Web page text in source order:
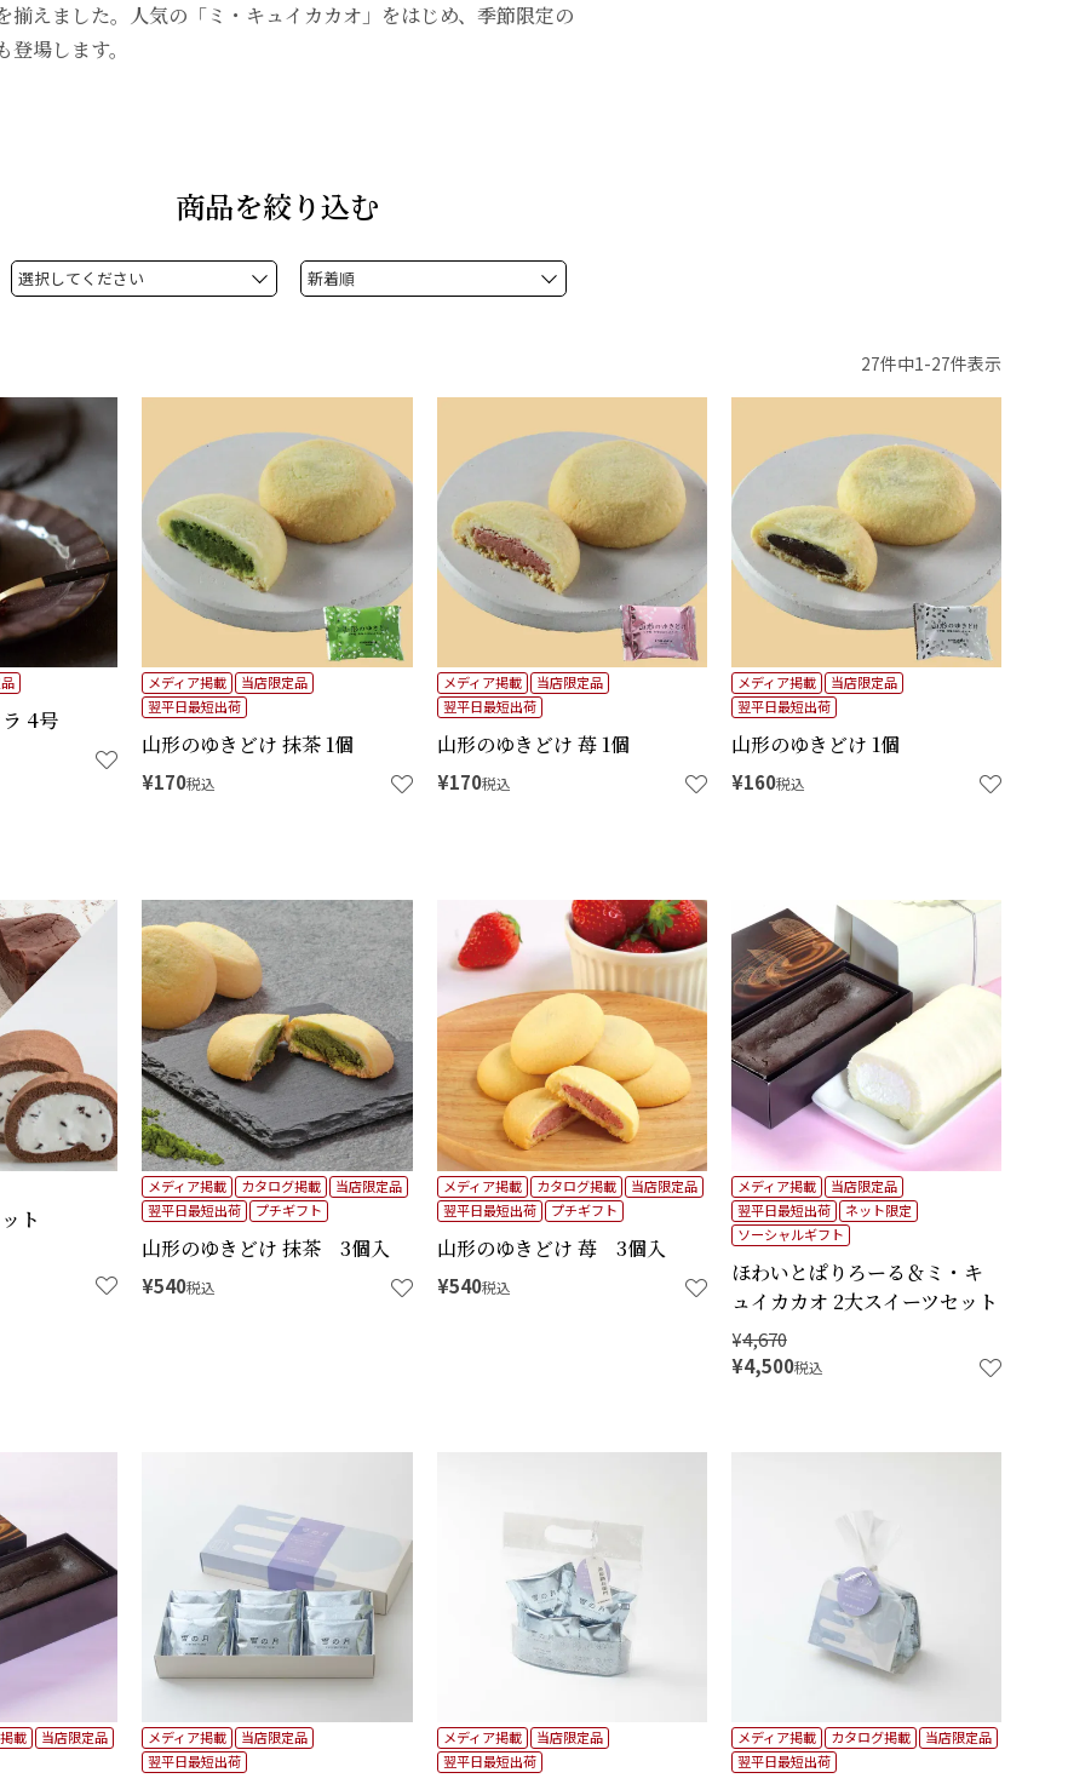
揃えました。人気の「ミ・キュイカカオ」をはじめ、季節限定の
登場します。
商品を絞り込む
27件中1-27件表示
4号
山形のゆきどけ 抹茶 1個
メディア掲載
当店限定品
翌平日最短出荷
¥170税込
山形のゆきどけ 苺 1個
メディア掲載
当店限定品
翌平日最短出荷
¥170税込
山形のゆきどけ 1個
メディア掲載
当店限定品
翌平日最短出荷
¥160税込
ト
山形のゆきどけ 抹茶 3個入
メディア掲載 カタログ掲載
当店限定品
翌平日最短出荷
プチギフト
¥540税込
山形のゆきどけ 苺 3個入
メディア掲載 カタログ掲載
当店限定品
翌平日最短出荷
プチギフト
¥540税込
ほわいとぱりろーる＆ミ・キ
ュイカカオ 2大スイーツセット
メディア掲載
当店限定品
翌平日最短出荷
ネット限定
ソーシャルギフト
¥4,670
¥4,500税込
載
当店限定品
メディア掲載
当店限定品
翌平日最短出荷
メディア掲載
当店限定品
翌平日最短出荷
メディア掲載 カタログ掲載
当店限定品
翌平日最短出荷